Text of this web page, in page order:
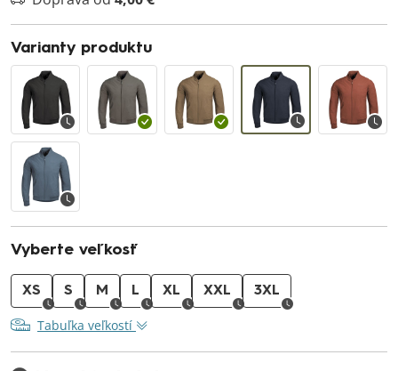
Varianty produktu
Vyberte veľkosť
XS S M L XL XXL 3XL
Tabuľka veľkostí